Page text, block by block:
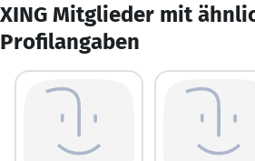
XING Mitglieder mit
Profilangaben